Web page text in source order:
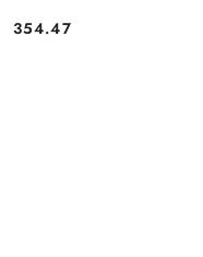
Cena:
354.47